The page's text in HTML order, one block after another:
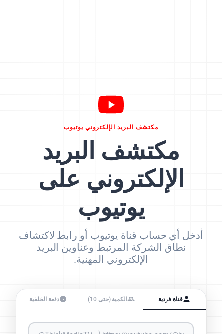
مكتشف البريد الإلكتروني يوتيوب
مكتشف البريد
الإلكتروني على
يوتيوب
أدخل أي حساب قناة يوتيوب أو رابط لاكتشاف
نطاق الشركة المرتبط وعناوين البريد
الإلكتروني المهنية.
قناة فردية الكمية (حتى 10) دفعة الخلفية